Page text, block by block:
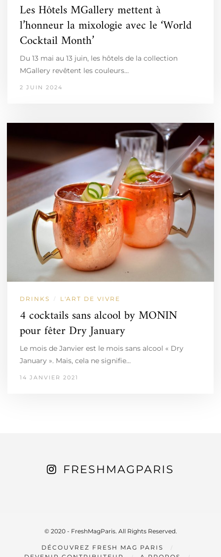
Les Hôtels MGallery mettent à
l’honneur la mixologie avec le ‘World
Cocktail Month’
Du 13 mai au 13 juin, les hôtels de la collection
MGallery revêtent les couleurs…
2 JUIN 2024
DRINKS / L'ART DE VIVRE
4 cocktails sans alcool by MONIN
pour fêter Dry January
Le mois de Janvier est le mois sans alcool « Dry
January ». Mais, cela ne signifie…
14 JANVIER 2021
FRESHMAGPARIS
© 2020 - FreshMagParis. All Rights Reserved.
DÉCOUVREZ FRESH MAG PARIS